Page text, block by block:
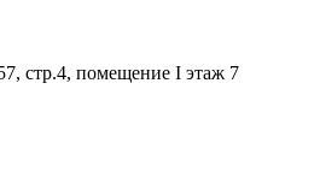
стр.4, помещение I этаж 7